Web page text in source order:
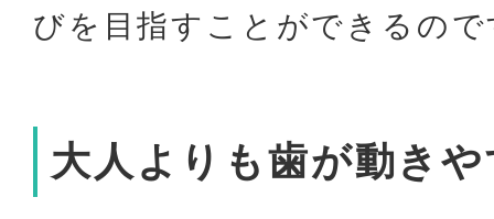
びを目指すことができるので
大人よりも歯が動き